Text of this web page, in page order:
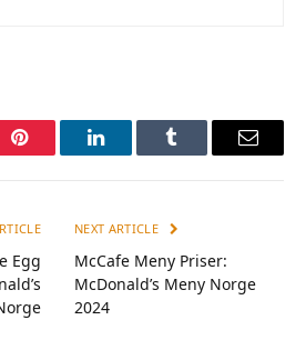
Pinterest LinkedInTumblr Email
Egg
NEXT ARTICLE
McCafe Meny Priser:
McDonald’s Meny Norge
2024